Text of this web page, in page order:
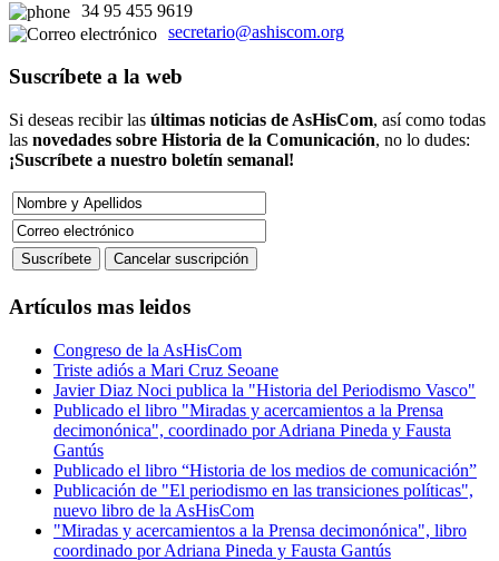
34 95 455 9619
secretario@ashiscom.org
Suscríbete a la web
Si deseas recibir las últimas noticias de AsHisCom, así como todas
las novedades sobre Historia de la Comunicación, no lo dudes:
¡Suscríbete a nuestro boletín semanal!
Artículos mas leidos
Congreso de la AsHisCom
Triste adiós a Mari Cruz Seoane
Javier Diaz Noci publica la "Historia del Periodismo Vasco"
Publicado el libro "Miradas y acercamientos a la Prensa
decimonónica", coordinado por Adriana Pineda y Fausta
Gantús
Publicado el libro “Historia de los medios de comunicación”
Publicación de "El periodismo en las transiciones políticas",
nuevo libro de la AsHisCom
"Miradas y acercamientos a la Prensa decimonónica", libro
coordinado por Adriana Pineda y Fausta Gantús